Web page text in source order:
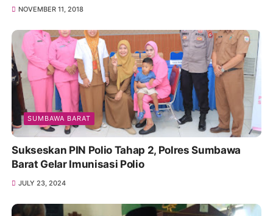
NOVEMBER 11, 2018
SUMBAWA BARAT
Sukseskan PIN Polio Tahap 2, Polres Sumbawa
Barat Gelar Imunisasi Polio
JULY 23, 2024